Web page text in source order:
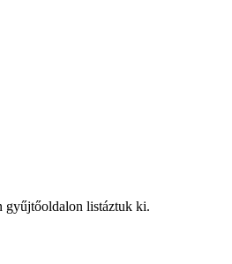
gyűjtőoldalon listáztuk ki.